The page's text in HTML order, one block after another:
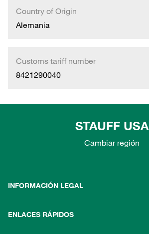
Country of Origin
Alemania
Customs tariff number
8421290040
STAUFF USA
Cambiar región
INFORMACIÓN LEGAL
ENLACES RÁPIDOS